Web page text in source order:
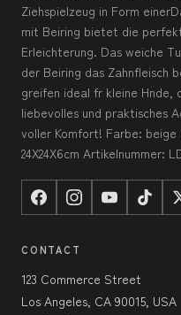
Ziehspielzeug in Form
mit Beiring bietet die
Erleichterung. Das weiche
der Beiring das Zahnfleisch
greifen ideal fr kleine Hnde,
liebevolles und praktisches
voller Komfort! Farbe:
24X24X6cm Artikelnummer:
CONTACT
123 Commerce Street
Los Angeles, CA 90015, USA